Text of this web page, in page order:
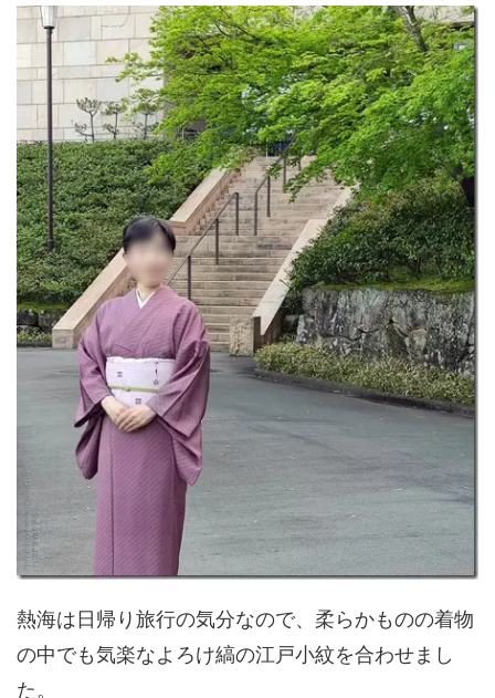
熱海は日帰り旅行の気分なので、柔らかものの着物
の中でも気楽なよろけ縞の江戸小紋を合わせまし
た。